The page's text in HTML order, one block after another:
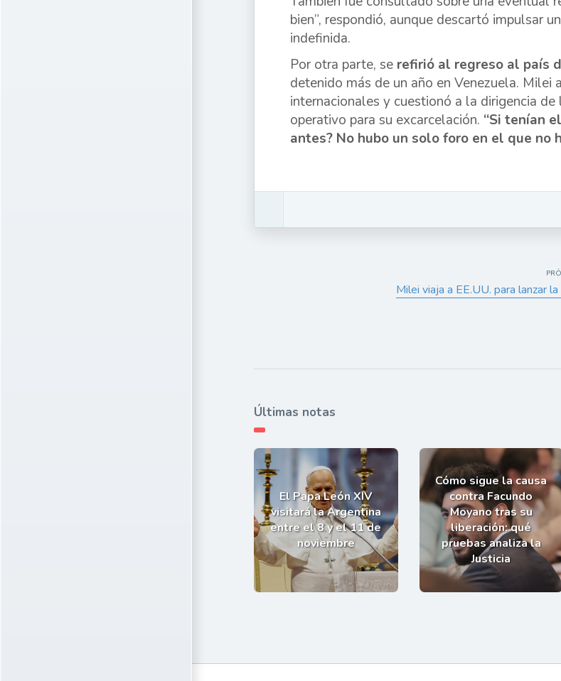
bien”, respondió, aunque descartó impulsar
indefinida.
Por otra parte, se refirió al regreso al país
detenido más de un año en Venezuela.
internacionales y cuestionó a la dirigencia
operativo para su excarcelación. “Si tenían
antes? No hubo un solo foro en el que no
Milei viaja a EE.UU. para lanzar
Últimas notas
El Papa León XIV
visitará la Argentina
entre el 8 y el 11 de
noviembre
Cómo sigue la causa
contra Facundo
Moyano tras su
liberación: qué
pruebas analiza la
Justicia